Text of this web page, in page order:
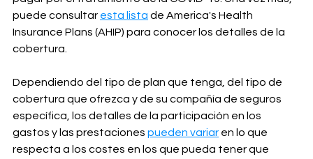
puede consultar esta lista de America's Health
Insurance Plans (AHIP) para conocer los detalles de la
cobertura.
Dependiendo del tipo de plan que tenga, del tipo de
cobertura que ofrezca y de su compañía de seguros
específica, los detalles de la participación en los
gastos y las prestaciones pueden variar en lo que
respecta a los costes en los que pueda tener que